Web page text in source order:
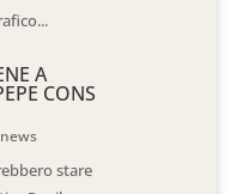
A
CONS
stare